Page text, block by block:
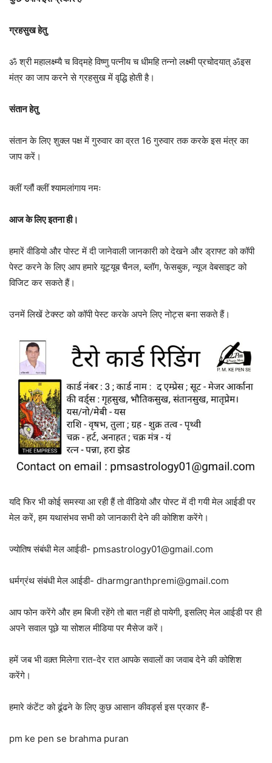
ग्रहसुख हेतु
ॐ श्री महालक्ष्म्यै च विद्महे विष्णु पत्नीय च धीमहि तन्नो लक्ष्मी प्रचोदयात् ॐइस
मंत्र का जाप करने से ग्रहसुख में वृद्धि होती है।
संतान हेतु
संतान के लिए शुक्ल पक्ष में गुरुवार का व्रत 16 गुरुवार तक करके इस मंत्र का
जाप करें।
क्लीं ग्लौं क्लीं श्यामलांगाय नमः
आज के लिए इतना ही।
हमारें वीडियो और पोस्ट में दी जानेवाली जानकारी को देखने और ड्राफ्ट को कॉपी
पेस्ट करने के लिए आप हमारे यूट्यूब चैनल, ब्लॉग, फेसबुक, न्यूज वेबसाइट को
विजिट कर सकते हैं।
उनमें लिखें टेक्स्ट को कॉपी पेस्ट करके अपने लिए नोट्स बना सकते हैं।
यदि फिर भी कोई समस्या आ रही हैं तो वीडियो और पोस्ट में दी गयी मेल आईडी पर
मेल करें, हम यथासंभव सभी को जानकारी देने की कोशिश करेंगे।
ज्योतिष संबंधी मेल आईडी- pmsastrology01@gmail.com
धर्मग्रंथ संबंधी मेल आईडी- dharmgranthpremi@gmail.com
आप फोन करेंगे और हम बिजी रहेंगे तो बात नहीं हो पायेगी, इसलिए मेल आईडी पर ही
अपने सवाल पूछे या सोशल मीडिया पर मैसेज करें।
हमें जब भी वक़्त मिलेगा रात-देर रात आपके सवालों का जवाब देने की कोशिश
करेंगे।
हमारे कंटेंट को ढूंढने के लिए कुछ आसान कीवर्ड्स इस प्रकार हैं-
pm ke pen se brahma puran